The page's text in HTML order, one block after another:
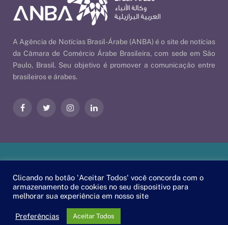
A Agência de Notícias Brasil-Árabe (ANBA) é o site de notícias
da Câmara de Comércio Árabe Brasileira, com sede em São
Paulo, Brasil. Seu objetivo é promover a comunicação entre
brasileiros e árabes.
FacebookTwitter InstagramLinkedIn
Árabe | ByEscaEsco.
Clicando no botão 'Aceitar Todos' você concorda com o
armazenamento de cookies no seu dispositivo para
melhorar sua experiência em nosso site
Preferências Aceitar Todos
PT EN